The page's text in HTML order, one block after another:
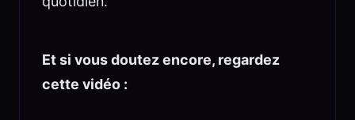
Et si vous doutez encore, regardez
cette vidéo :